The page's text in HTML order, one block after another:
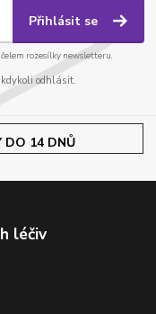
Přihlásit se
rozesílky newsletteru.
odhlásit.
DO 14 DNŮ
léčiv